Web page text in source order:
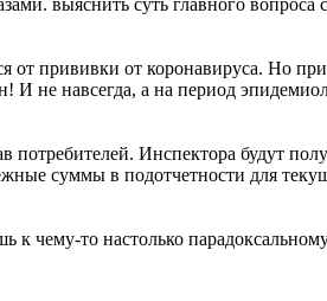
от прививки от коронавируса. Но
И не навсегда, а на период
Инспектора будут
суммы в подотчетности для
чему-то настолько